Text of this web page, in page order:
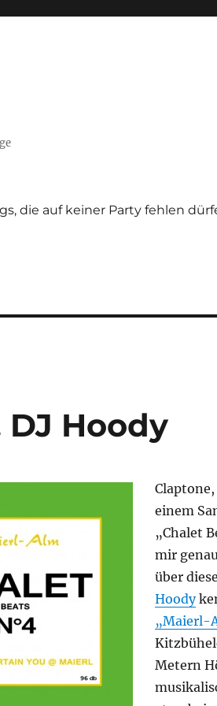
die auf keiner Party fehlen
Hoody
einem
„Chalet
mir
über
Hoody
„Maierl-
Metern